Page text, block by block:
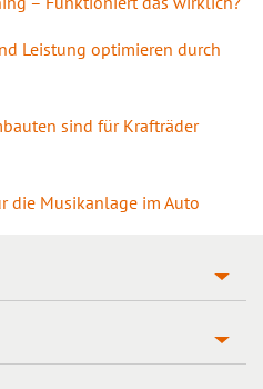
Leistung optimieren durch
sind für Krafträder
die Musikanlage im Auto